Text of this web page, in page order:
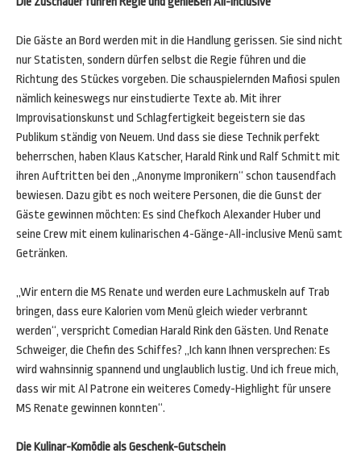
Die Gäste an Bord werden mit in die Handlung gerissen. Sie sind nicht
nur Statisten, sondern dürfen selbst die Regie führen und die
Richtung des Stückes vorgeben. Die schauspielernden Mafiosi spulen
nämlich keineswegs nur einstudierte Texte ab. Mit ihrer
Improvisationskunst und Schlagfertigkeit begeistern sie das
Publikum ständig von Neuem. Und dass sie diese Technik perfekt
beherrschen, haben Klaus Katscher, Harald Rink und Ralf Schmitt mit
ihren Auftritten bei den „Anonyme Impronikern“ schon tausendfach
bewiesen. Dazu gibt es noch weitere Personen, die die Gunst der
Gäste gewinnen möchten: Es sind Chefkoch Alexander Huber und
seine Crew mit einem kulinarischen 4-Gänge-All-inclusive Menü samt
Getränken.
„Wir entern die MS Renate und werden eure Lachmuskeln auf Trab
bringen, dass eure Kalorien vom Menü gleich wieder verbrannt
werden“, verspricht Comedian Harald Rink den Gästen. Und Renate
Schweiger, die Chefin des Schiffes? „Ich kann Ihnen versprechen: Es
wird wahnsinnig spannend und unglaublich lustig. Und ich freue mich,
dass wir mit Al Patrone ein weiteres Comedy-Highlight für unsere
MS Renate gewinnen konnten“.
Die Kulinar-Komödie als Geschenk-Gutschein